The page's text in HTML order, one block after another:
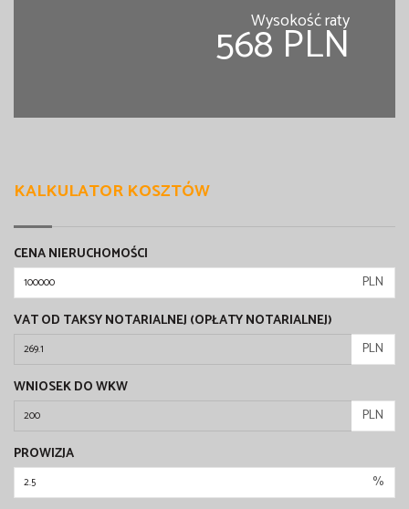
Wysokość raty
568 PLN
KALKULATOR KOSZTÓW
CENA NIERUCHOMOŚCI
PLN
VAT OD TAKSY NOTARIALNEJ (OPŁATY NOTARIALNEJ)
PLN
WNIOSEK DO WKW
PLN
PROWIZJA
%